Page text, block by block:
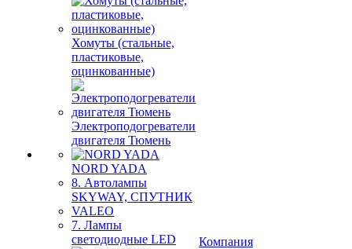
Хомуты (стальные,
пластиковые,
оцинкованные)
Электроподогреватели
двигателя Тюмень
NORD YADA
8. Автолампы
SKYWAY, СПУТНИК
VALEO
7. Лампы
светодиодные LED
Компания